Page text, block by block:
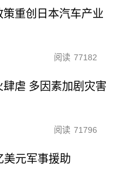
策重创日本汽车产业
阅读 77182
肆虐 多因素加剧灾害
阅读 71796
美元军事援助